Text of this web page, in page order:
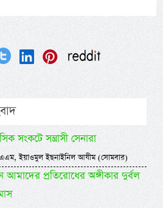
সংকটে সন্ত্রাসী সেনারা
ইয়াওমুল ইছনাইনিল আযীম (সোমবার)
প্রতিরোধের অঙ্গীকার দুর্বল